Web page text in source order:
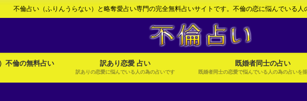
不倫占い（ふりんうらない）と略奪愛占い専門の完全無料占いサイトです。不倫の恋に悩んでいる人
不倫の無料占い 訳あり恋愛 占い
訳ありの恋愛に悩んでいる人の為の占いです
既婚者同士の占い
既婚者同士の恋愛で悩んでいる人の為の占いを